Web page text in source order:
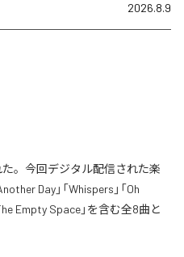
2026.8.9
た。今回デジタル配信された楽
Day」「Whispers」「Oh
Empty Space」を含む全8曲と